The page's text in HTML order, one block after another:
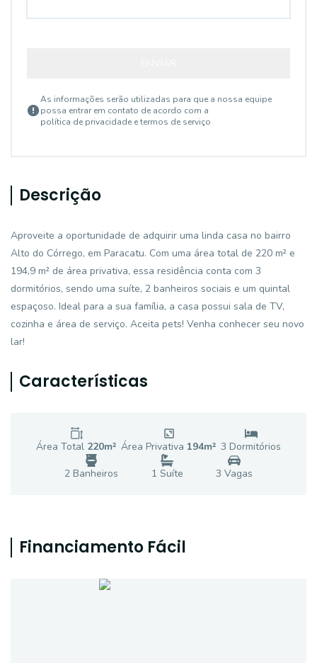
As informações serão utilizadas para que a nossa equipe
possa entrar em contato de acordo com a
política de privacidade e termos de serviço
Descrição
Aproveite a oportunidade de adquirir uma linda casa no bairro
Alto do Córrego, em Paracatu. Com uma área total de 220 m² e
194,9 m² de área privativa, essa residência conta com 3
dormitórios, sendo uma suíte, 2 banheiros sociais e um quintal
espaçoso. Ideal para a sua família, a casa possui sala de TV,
cozinha e área de serviço. Aceita pets! Venha conhecer seu novo
lar!
Características
Área Total 220m² Área Privativa 194m² 3 Dormitórios
2 Banheiros 1 Suíte 3 Vagas
Financiamento Fácil